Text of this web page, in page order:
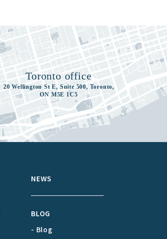
Toronto office
20 Wellington St E, Suite 500, Toronto,
ON M5E 1C5
NEWS
BLOG
- Blog